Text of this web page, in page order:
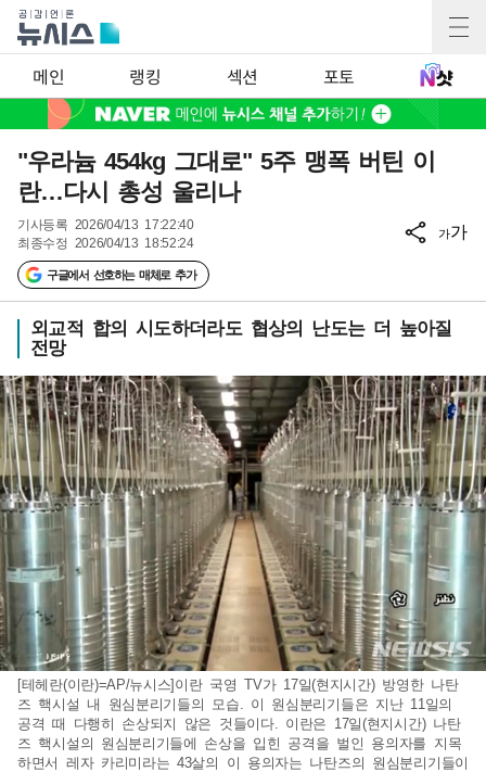
메인 랭킹 섹션 포토
"우라늄 454kg 그대로" 5주 맹폭 버틴 이
란…다시 총성 울리나
기사등록 2026/04/13 17:22:40
최종수정 2026/04/13 18:52:24
구글에서 선호하는 매체로 추가
가가
외교적 합의 시도하더라도 협상의 난도는 더 높아질
전망
[테헤란(이란)=AP/뉴시스]이란 국영 TV가 17일(현지시간) 방영한 나탄
즈 핵시설 내 원심분리기들의 모습. 이 원심분리기들은 지난 11일의
공격 때 다행히 손상되지 않은 것들이다. 이란은 17일(현지시간) 나탄
즈 핵시설의 원심분리기들에 손상을 입힌 공격을 벌인 용의자를 지목
하면서 레자 카리미라는 43살의 이 용의자는 나탄즈의 원심분리기들이